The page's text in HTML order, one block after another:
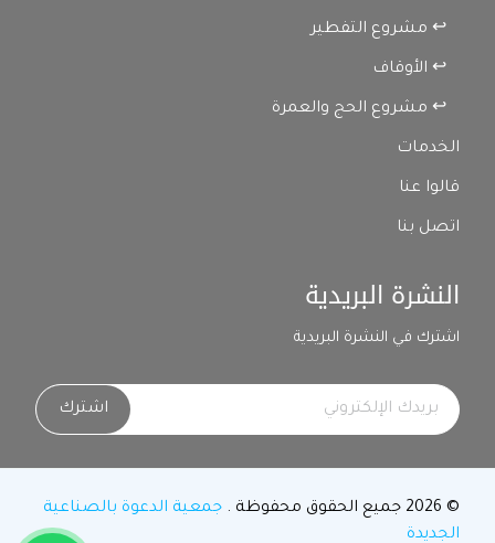
↩ مشروع التفطير
↩ الأوقاف
↩ مشروع الحج والعمرة
الخدمات
قالوا عنا
اتصل بنا
النشرة البريدية
اشترك في النشرة البريدية
اشترك
© 2026 جميع الحقوق محفوظة .
جمعية الدعوة بالصناعية
الجديدة